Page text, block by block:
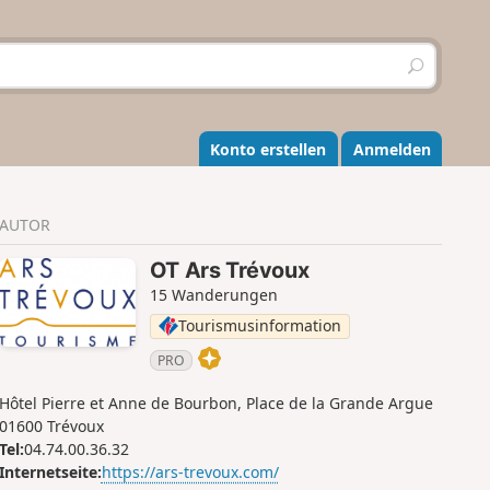
S
u
h
e
n
Konto erstellen Anmelden
AUTOR
OT Ars Trévoux
15 Wanderungen
Tourismusinformation
PRO
Hôtel Pierre et Anne de Bourbon, Place de la Grande Argue
01600 Trévoux
Tel:04.74.00.36.32
Internetseite:https://ars-trevoux.com/